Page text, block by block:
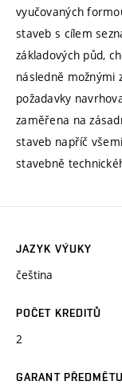
vyučovaných
staveb s cílem
základových půd,
následně možnými
požadavky
zaměřena na
staveb napříč
stavebně
JAZYK VÝUKY
čeština
POČET KREDITŮ
2
GARANT PŘEDMĚTU